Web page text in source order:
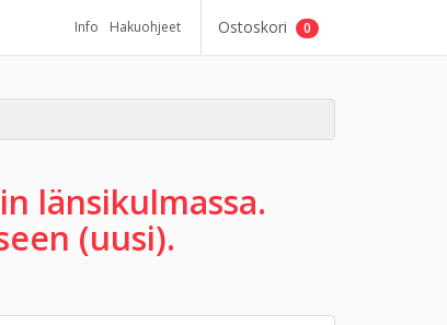
Info Hakuohjeet Ostoskori 0
länsikulmassa.
(uusi).